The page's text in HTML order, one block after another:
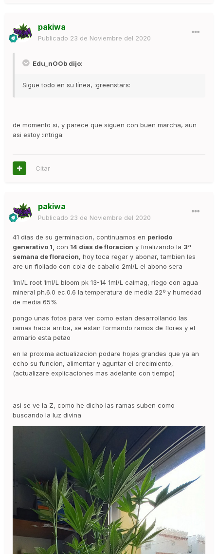
pakiwa
Publicado 23 de Noviembre del 2020
Edu_nOOb dijo:
Sigue todo en su línea, :greenstars:
de momento si, y parece que siguen con buen marcha, aun
asi estoy :intriga:
Citar
pakiwa
Publicado 23 de Noviembre del 2020
41 dias de su germinacion, continuamos en periodo
generativo 1, con 14 dias de floracion y finalizando la 3ª
semana de floracion, hoy toca regar y abonar, tambien les
are un floliado con cola de caballo 2ml/L el abono sera
1ml/L root 1ml/L bloom pk 13-14 1ml/L calmag, riego con agua
mineral ph.6.0 ec.0.6 la temperatura de media 22º y humedad
de media 65%
pongo unas fotos para ver como estan desarrollando las
ramas hacia arriba, se estan formando ramos de flores y el
armario esta petao
en la proxima actualizacion podare hojas grandes que ya an
echo su funcion, alimentar y aguntar el crecimiento,
(actualizare explicaciones mas adelante con tiempo)
asi se ve la Z, como he dicho las ramas suben como
buscando la luz divina